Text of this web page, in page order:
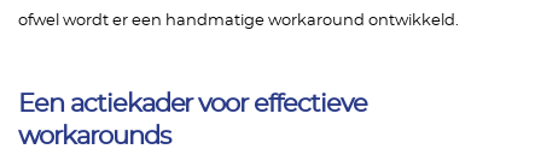
ofwel wordt er een handmatige workaround ontwikkeld.
Een actiekader voor effectieve
workarounds